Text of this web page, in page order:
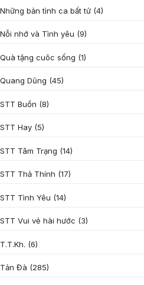
Những bản tình ca bất tử (4)
Nỗi nhớ và Tình yêu (9)
Quà tặng cuôc sống (1)
Quang Dũng (45)
STT Buồn (8)
STT Hay (5)
STT Tâm Trạng (14)
STT Thả Thính (17)
STT Tình Yêu (14)
STT Vui vẻ hài hước (3)
T.T.Kh. (6)
Tản Đà (285)